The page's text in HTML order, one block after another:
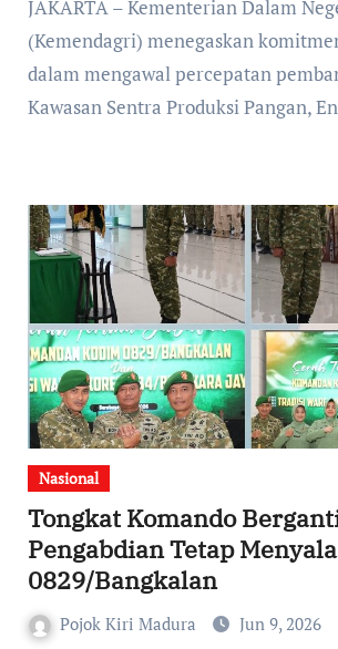
(Kemendagri) menegaskan
dalam mengawal percepatan
Kawasan Sentra Produksi Pangan,
Nasional
Tongkat Komando
Pengabdian Tetap
0829/Bangkalan
Pojok Kiri Madura Jun 9, 2026